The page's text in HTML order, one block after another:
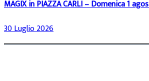
MAGIX in PIAZZA CARLI – Domenica 1
30 Luglio 2026